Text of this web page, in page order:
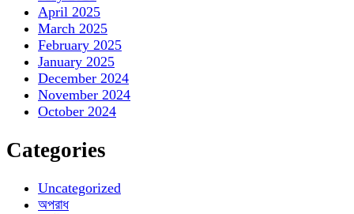
April 2025
March 2025
February 2025
January 2025
December 2024
November 2024
October 2024
Categories
Uncategorized
অপরাধ